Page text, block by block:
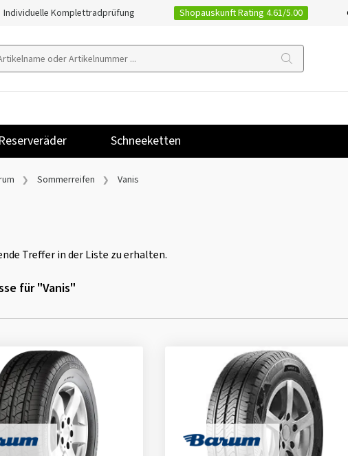
Individuelle Komplettradprüfung Shopauskunft Rating 4.61/5.00
Reserveräder Schneeketten
Sommerreifen Vanis
Treffer in der Liste zu erhalten.
für "Vanis"